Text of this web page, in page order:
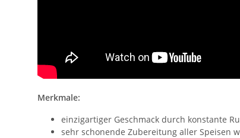
Merkmale:
einzigartiger Geschmack durch konstante
sehr schonende Zubereitung aller Speisen